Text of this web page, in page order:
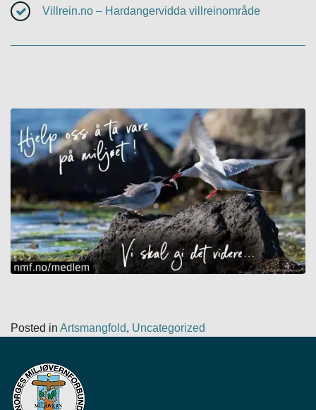
Villrein.no – Hardangervidda villreinområde
Posted in Artsmangfold, Uncategorized